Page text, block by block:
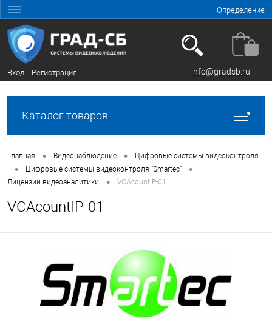
Определение
Вход Регистрация info@gradsb.ru
Каталог товаров
Главная • Видеонаблюдение • Цифровые системы видеоконтроля
• Цифровые системы видеоконтроля "Smartec" •
Лицензии видеоаналитики • VCAcountIP-01
VCAcountIP-01